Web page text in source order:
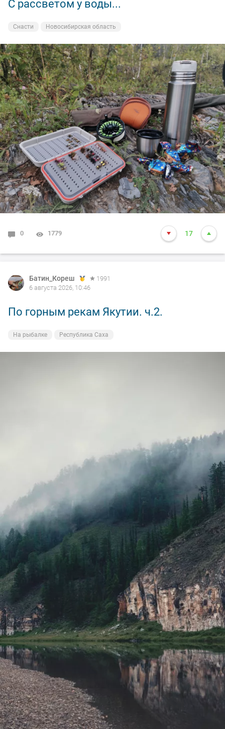
С рассветом у воды...
Снасти Новосибирская область
0 1779 17
Батин_Кореш
1991
6 августа 2026, 10:46
По горным рекам Якутии. ч.2.
На рыбалке Республика Саха